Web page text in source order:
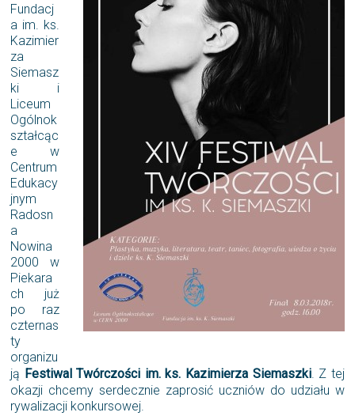
Fundacj
a im. ks.
Kazimier
za
Siemasz
ki i
Liceum
Ogólnok
ształcąc
e w
Centrum
Edukacy
jnym
Radosn
a
Nowina
2000 w
Piekara
ch już
po raz
czternas
ty
organizu
ją Festiwal Twórczości im. ks. Kazimierza Siemaszki. Z tej
okazji chcemy serdecznie zaprosić uczniów do udziału w
rywalizacji konkursowej.